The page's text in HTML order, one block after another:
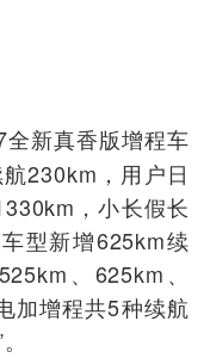
全新真香版增程车
230km，用户日
，小长假长
型新增625km续
、625km、
加增程共5种续航